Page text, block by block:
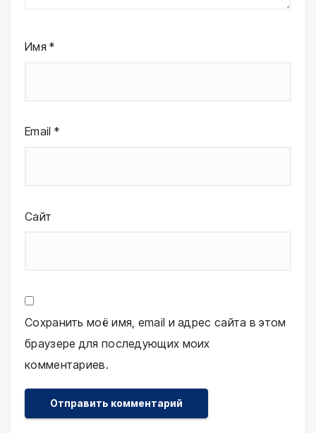
Имя*
Email *
Сайт
Сохранить моё имя, email и адрес сайта в этом
браузере для последующих моих
комментариев.